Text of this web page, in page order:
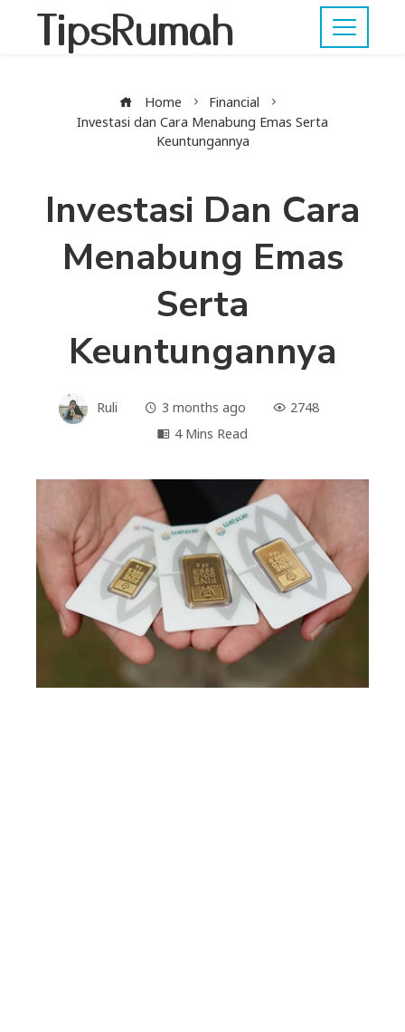
TipsRumah
Home
Financial
Investasi dan Cara Menabung Emas Serta
Keuntungannya
Investasi Dan Cara
Menabung Emas
Serta
Keuntungannya
Ruli 3 months ago
2748
4 Mins Read